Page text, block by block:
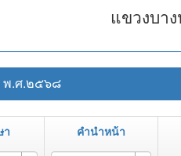
แขวงบา
พ.ศ.๒๕๖๘
า คำนำหน้า